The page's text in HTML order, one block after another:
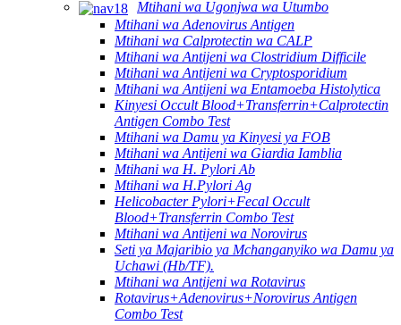
Mtihani wa Ugonjwa wa Utumbo
Mtihani wa Adenovirus Antigen
Mtihani wa Calprotectin wa CALP
Mtihani wa Antijeni wa Clostridium Difficile
Mtihani wa Antijeni wa Cryptosporidium
Mtihani wa Antijeni wa Entamoeba Histolytica
Kinyesi Occult Blood+Transferrin+Calprotectin
Antigen Combo Test
Mtihani wa Damu ya Kinyesi ya FOB
Mtihani wa Antijeni wa Giardia Iamblia
Mtihani wa H. Pylori Ab
Mtihani wa H.Pylori Ag
Helicobacter Pylori+Fecal Occult
Blood+Transferrin Combo Test
Mtihani wa Antijeni wa Norovirus
Seti ya Majaribio ya Mchanganyiko wa Damu ya
Uchawi (Hb/TF).
Mtihani wa Antijeni wa Rotavirus
Rotavirus+Adenovirus+Norovirus Antigen
Combo Test